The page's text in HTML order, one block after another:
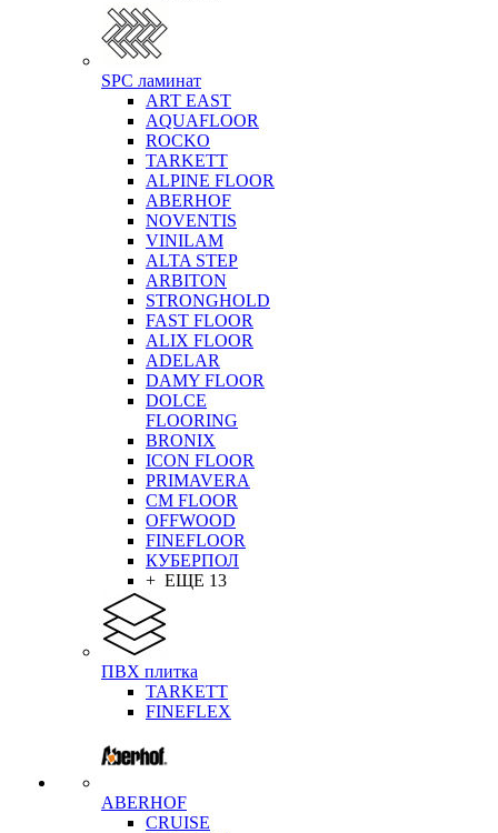
SPC ламинат
ART EAST
AQUAFLOOR
ROCKO
TARKETT
ALPINE FLOOR
ABERHOF
NOVENTIS
VINILAM
ALTA STEP
ARBITON
STRONGHOLD
FAST FLOOR
ALIX FLOOR
ADELAR
DAMY FLOOR
DOLCE
FLOORING
BRONIX
ICON FLOOR
PRIMAVERA
CM FLOOR
OFFWOOD
FINEFLOOR
КУБЕРПОЛ
+ ЕЩЕ 13
ПВХ плитка
TARKETT
FINEFLEX
ABERHOF
CRUISE